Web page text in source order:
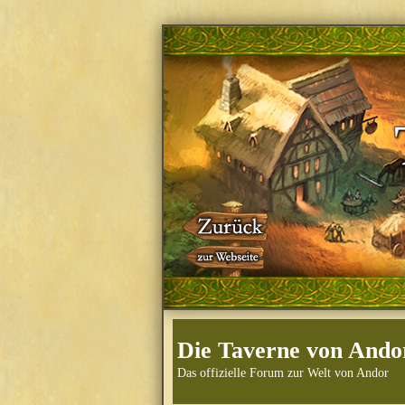
Die Taverne von
Das offizielle Forum zur Welt von Andor